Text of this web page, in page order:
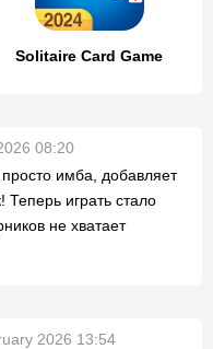
Solitaire Card Game
08:20
имба, добавляет
Теперь играть стало
не хватает
2026 13:54